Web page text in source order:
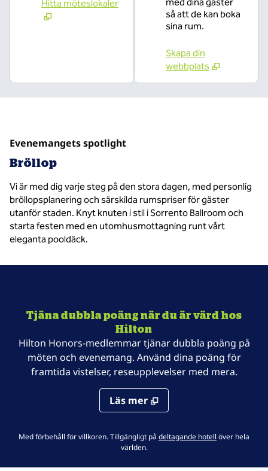
Hitta möteslokaler
så att de kan boka
sina rum.
Skapa din
webbplats
Evenemangets spotlight
Bröllop
Vi är med dig varje steg på den stora dagen, med personlig
bröllopsplanering och särskilda rumspriser för gäster
utanför staden. Knyt knuten i stil i Sorrento Ballroom och
starta festen med en utomhusmottagning runt vårt
eleganta pooldäck.
Tjäna dubbla poäng när du är värd hos
Hilton
Hilton Honors-medlemmar tjänar dubbla poäng på
möten och evenemang. Använd dina poäng för
framtida vistelser, reseupplevelser med mera.
Läs mer
Med förbehåll för villkoren. Tillgängligt på deltagande hotell .Öppnar ny flik
över hela
världen.